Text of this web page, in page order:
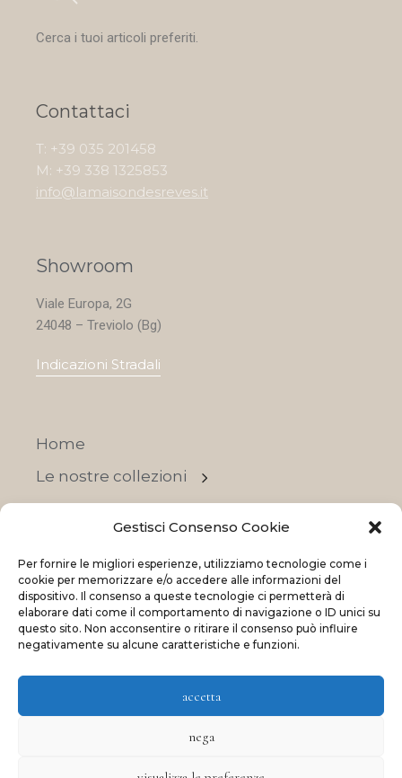
Gestisci Consenso Cookie
Per fornire le migliori esperienze, utilizziamo tecnologie come i
cookie per memorizzare e/o accedere alle informazioni del
dispositivo. Il consenso a queste tecnologie ci permetterà di
elaborare dati come il comportamento di navigazione o ID unici su
questo sito. Non acconsentire o ritirare il consenso può influire
negativamente su alcune caratteristiche e funzioni.
accetta
nega
Cerca i tuoi articoli preferiti.
Contattaci
T: +39 035 201458
M: +39 338 1325853
info@lamaisondesreves.it
Showroom
Viale Europa, 2G
24048 – Treviolo (Bg)
Indicazioni Stradali
Home
Le nostre collezioni
OFFERTE
© 2023 La Maison Des Reves | All rights reserved
and by